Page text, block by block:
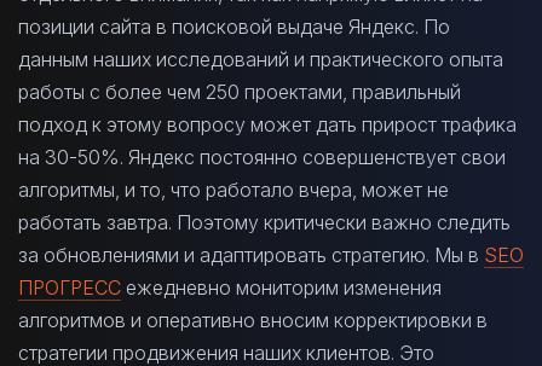
позиции сайта в поисковой выдаче Яндекс. По
данным наших исследований и практического опыта
работы с более чем 250 проектами, правильный
подход к этому вопросу может дать прирост трафика
на 30-50%. Яндекс постоянно совершенствует свои
алгоритмы, и то, что работало вчера, может не
работать завтра. Поэтому критически важно следить
за обновлениями и адаптировать стратегию. Мы в SEO
ПРОГРЕСС ежедневно мониторим изменения
алгоритмов и оперативно вносим корректировки в
стратегии продвижения наших клиентов. Это